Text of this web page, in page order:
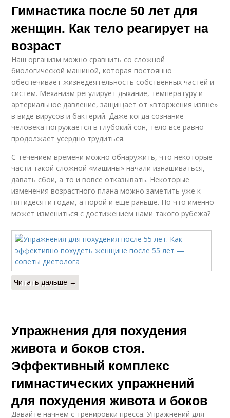
Гимнастика после 50 лет для
женщин. Как тело реагирует на
возраст
Наш организм можно сравнить со сложной
биологической машиной, которая постоянно
обеспечивает жизнедеятельность собственных частей и
систем. Механизм регулирует дыхание, температуру и
артериальное давление, защищает от «вторжения извне»
в виде вирусов и бактерий. Даже когда сознание
человека погружается в глубокий сон, тело все равно
продолжает усердно трудиться.
С течением времени можно обнаружить, что некоторые
части такой сложной «машины» начали изнашиваться,
давать сбои, а то и вовсе отказывать. Некоторые
изменения возрастного плана можно заметить уже к
пятидесяти годам, а порой и еще раньше. Но что именно
может измениться с достижением нами такого рубежа?
Читать дальше →
Упражнения для похудения
живота и боков стоя.
Эффективный комплекс
гимнастических упражнений
для похудения живота и боков
Давайте начнём с тренировки пресса. Упражнений для